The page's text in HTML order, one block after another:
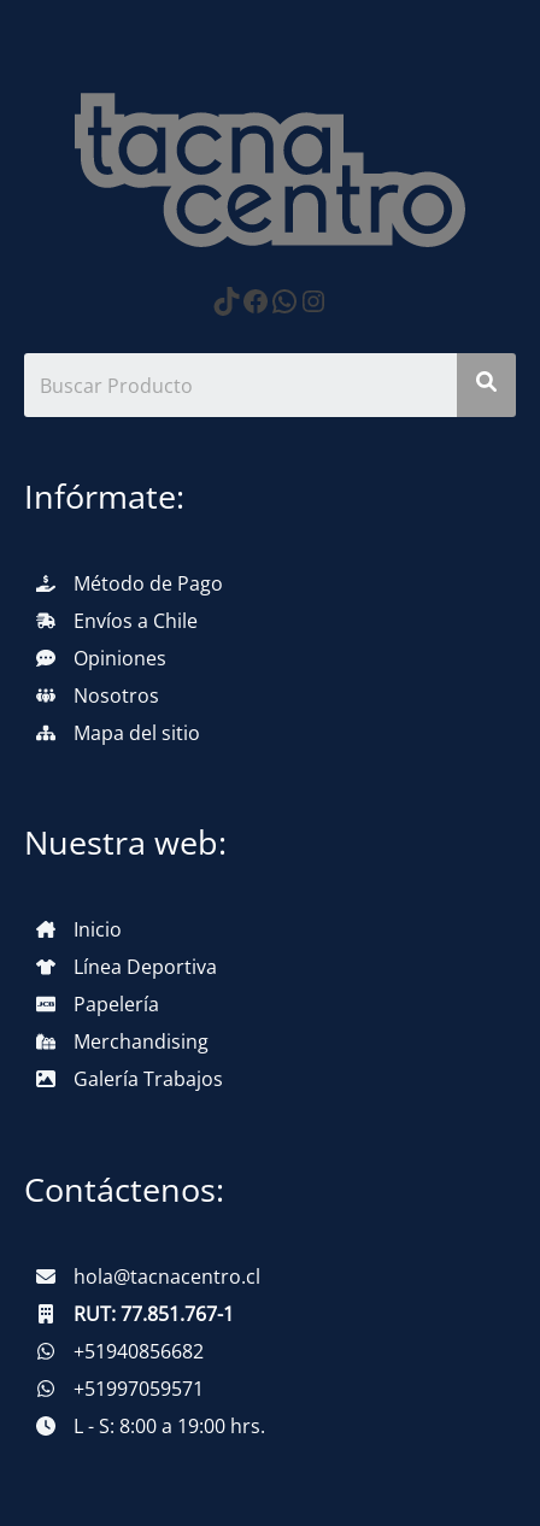
https://
Facebook
WhatsApp
Instagram
Infórmate:
Método de Pago
Envíos a Chile
Opiniones
Nosotros
Mapa del sitio
Nuestra web:
Inicio
Línea Deportiva
Papelería
Merchandising
Galería Trabajos
Contáctenos:
hola@tacnacentro.cl
RUT:77.851.767-1
+51940856682
+51997059571
L - S: 8:00 a 19:00 hrs.